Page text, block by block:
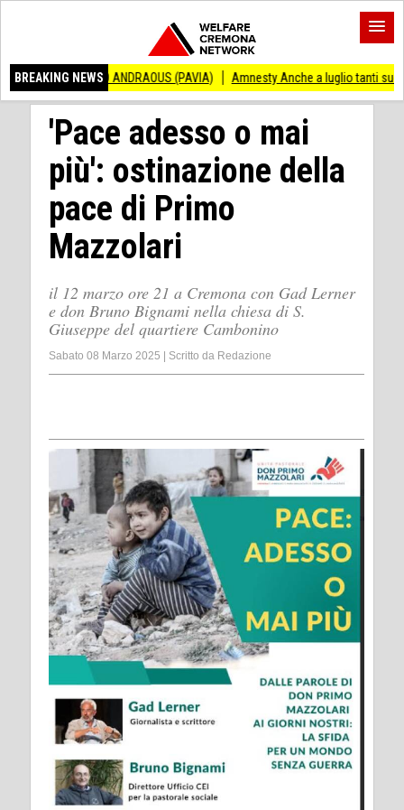
BREAKING NEWS
ANDRAOUS (PAVIA) Amnesty Anche a luglio tanti successi ed
'Pace adesso o mai
più': ostinazione della
pace di Primo
Mazzolari
il 12 marzo ore 21 a Cremona con Gad Lerner
e don Bruno Bignami nella chiesa di S.
Giuseppe del quartiere Cambonino
Sabato 08 Marzo 2025 Scritto da Redazione